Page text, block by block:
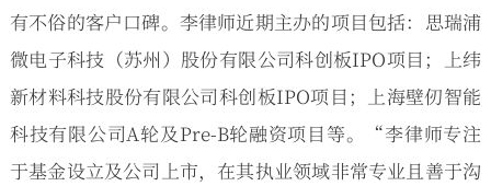
有不俗的客户口碑。李律师近期主办的项目包括：思瑞浦
微电子科技（苏州）股份有限公司科创板IPO项目；上纬
新材料科技股份有限公司科创板IPO项目；上海壁仞智能
科技有限公司A轮及Pre-B轮融资项目等。“李律师专注
于基金设立及公司上市，在其执业领域非常专业且善于沟